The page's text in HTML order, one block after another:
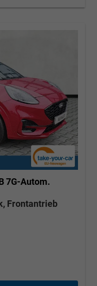
7G-Autom.
Frontantrieb